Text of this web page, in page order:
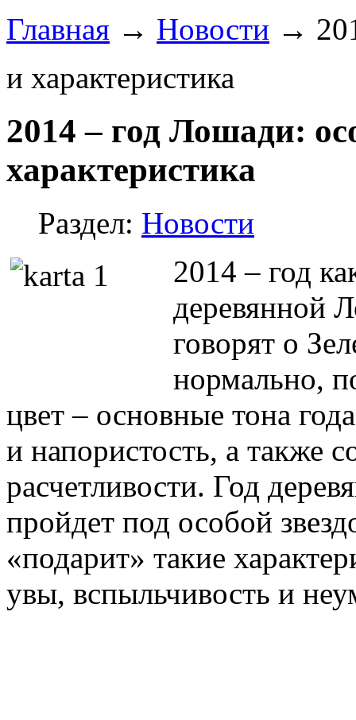
Главная → Новости →
и характеристика
2014 – год Лошади:
характеристика
Раздел: Новости
2014 – год
деревянной
говорят о
нормально,
цвет – основные тона
и напористость, а также
расчетливости. Год
пройдет под особой
«подарит» такие
увы, вспыльчивость и